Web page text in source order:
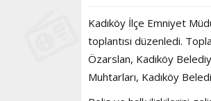
Kadıköy İlçe Emniyet
toplantısı düzenledi.
Özarslan, Kadıköy
Muhtarları, Kadıköy